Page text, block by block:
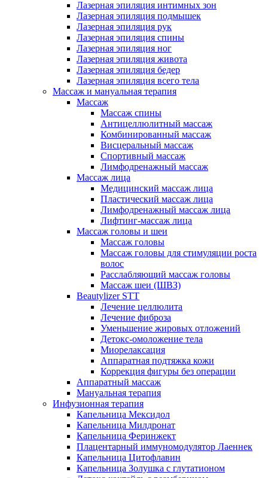
Лазерная эпиляция интимных зон
Лазерная эпиляция подмышек
Лазерная эпиляция рук
Лазерная эпиляция спины
Лазерная эпиляция ног
Лазерная эпиляция живота
Лазерная эпиляция бедер
Лазерная эпиляция всего тела
Массаж и мануальная терапия
Массаж
Массаж спины
Антицеллюлитный массаж
Комбинированный массаж
Висцеральный массаж
Спортивный массаж
Лимфодренажный массаж
Массаж лица
Медицинский массаж лица
Пластический массаж лица
Лимфодренажный массаж лица
Лифтинг-массаж лица
Массаж головы и шеи
Массаж головы
Массаж головы для стимуляции роста
волос
Расслабляющий массаж головы
Массаж шеи (ШВЗ)
Beautylizer STT
Лечение целлюлита
Лечение фиброза
Уменьшение жировых отложений
Детокс-омоложение тела
Миорелаксация
Аппаратная подтяжка кожи
Коррекция фигуры без операции
Аппаратный массаж
Мануальная терапия
Инфузионная терапия
Капельница Мексидол
Капельница Милдронат
Капельница Феринжект
Плацентарный иммуномодулятор Лаеннек
Капельница Цитофлавин
Капельница Золушка с глутатионом